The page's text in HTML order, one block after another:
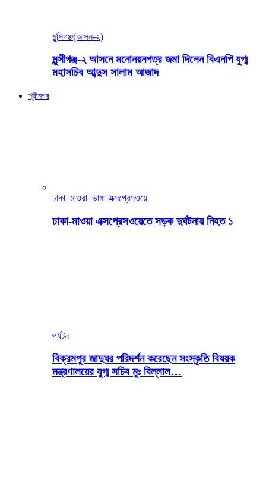
মুন্সিগঞ্জ(আসন-২)
মুন্সীগঞ্জ-২ আসনে মনোনয়নপত্র জমা দিলেন বিএনপি যুগ্ম
মহাসচিব আব্দুস সালাম আজাদ
শ্রীনগর
ঢাকা–মাওয়া–ভাঙ্গা এক্সপ্রেসওয়ে
ঢাকা-মাওয়া এক্সপ্রেসওয়েতে সড়ক দুর্ঘটনায় নিহত ১
পর্যটন
বিক্রমপুর জাদুঘর পরিদর্শন করেছেন সংস্কৃতি বিষয়ক
মন্ত্রণালয়ের যুগ্ম সচিব মুঃ বিল্লাল…